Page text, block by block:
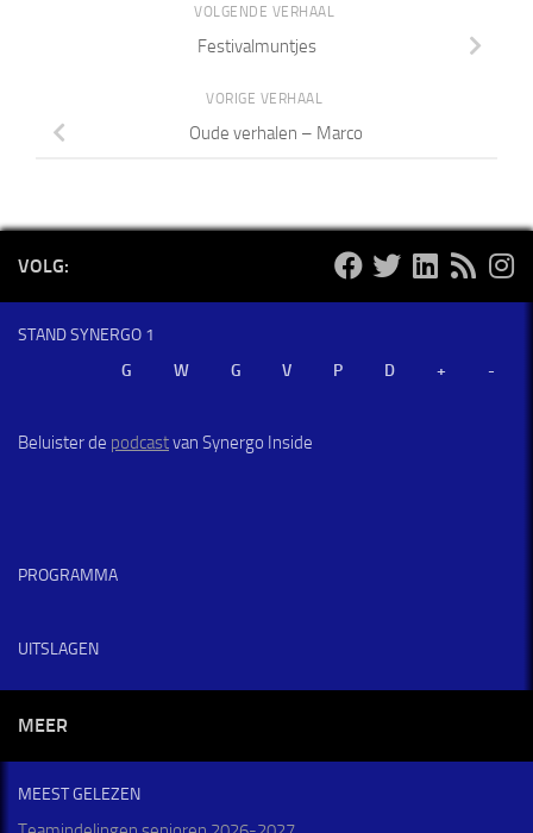
VOLGENDE VERHAAL
Festivalmuntjes
VORIGE VERHAAL
Oude verhalen – Marco
VOLG:
STAND SYNERGO 1
Beluister de podcastvan Synergo Inside
PROGRAMMA
UITSLAGEN
MEER
MEEST GELEZEN